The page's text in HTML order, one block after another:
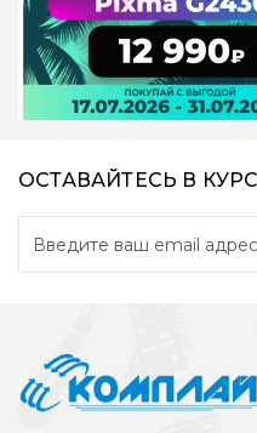
ОСТАВАЙТЕСЬ В